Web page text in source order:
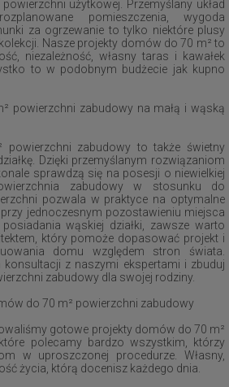
użytkowej. Przemyślany układ
pomieszczenia, wygoda
za ogrzewanie to tylko niektóre plusy
Nasze projekty domów do 70 m² to
niezależność, własny taras i kawałek
to w podobnym budżecie jak kupno
powierzchni zabudowy na małą i wąską
zabudowy to także świetny
Dzięki przemyślanym rozwiązaniom
sprawdzą się na posesji o niewielkiej
zabudowy w stosunku do
pozwala w praktyce na optymalne
jednoczesnym pozostawieniu miejsca
wąskiej działki, zawsze warto
który pomoże dopasować projekt i
domu względem stron świata.
konsultacji z naszymi ekspertami i zbuduj
zabudowy dla swojej rodziny.
do 70 m² powierzchni zabudowy
gotowe projekty domów do 70 m²
polecamy bardzo wszystkim, którzy
w uproszczonej procedurze. Własny,
życia, którą docenisz każdego dnia.